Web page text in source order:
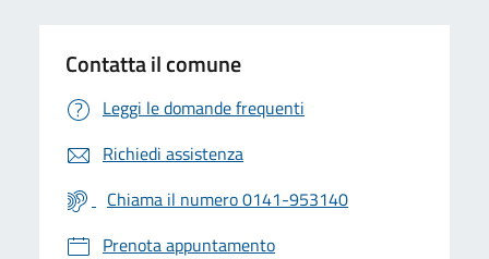
Contatta il comune
Leggi le domande frequenti
Richiedi assistenza
Chiama il numero 0141-953140
Prenota appuntamento